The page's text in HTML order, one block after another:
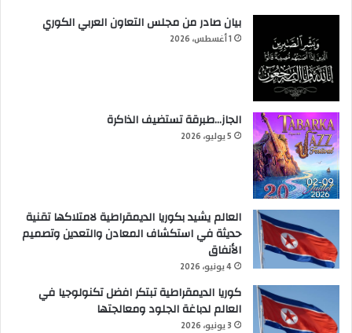
بيان صادر من مجلس التعاون العربي الكوري
1 أغسطس، 2026
الجاز…طبرقة تستضيف الذاكرة
5 يوليو، 2026
العالم يشيد بكوريا الديمقراطية لامتلاكها تقنية
حديثة في استكشاف المعادن والتعدين وتصميم
الأنفاق
4 يونيو، 2026
كوريا الديمقراطية تبتكر افضل تكنولوجيا في
العالم لدباغة الجلود ومعالجتها
3 يونيو، 2026